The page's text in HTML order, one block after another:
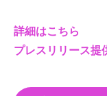
詳細はこちら
プレスリリース